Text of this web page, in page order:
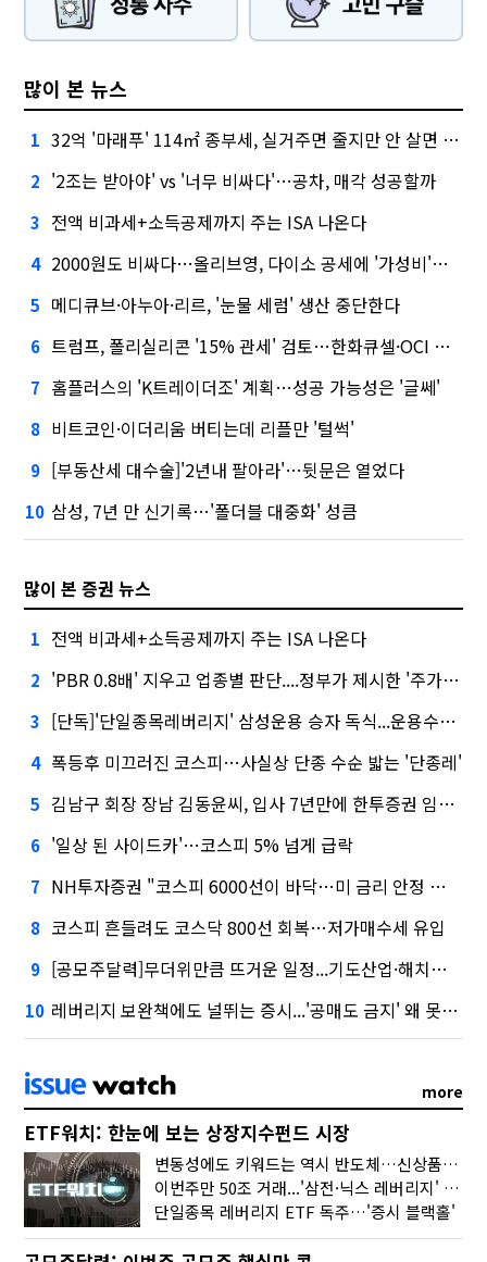
많이 본 뉴스
1 32억 '마래푸' 114㎡ 종부세, 실거주면 줄지만 안 살면 2.5배
2 '2조는 받아야' vs '너무 비싸다'…공차, 매각 성공할까
3 전액 비과세+소득공제까지 주는 ISA 나온다
4 2000원도 비싸다…올리브영, 다이소 공세에 '가성비'로 맞불
5 메디큐브·아누아·리르, '눈물 세럼' 생산 중단한다
6 트럼프, 폴리실리콘 '15% 관세' 검토…한화큐셀·OCI 영향은?
7 홈플러스의 'K트레이더조' 계획…성공 가능성은 '글쎄'
8 비트코인·이더리움 버티는데 리플만 '털썩'
9 [부동산세 대수술]'2년내 팔아라'…뒷문은 열었다
10 삼성, 7년 만 신기록…'폴더블 대중화' 성큼
많이 본 증권 뉴스
1 전액 비과세+소득공제까지 주는 ISA 나온다
2 'PBR 0.8배' 지우고 업종별 판단....정부가 제시한 '주가 누르기' 방지법
3 [단독]'단일종목레버리지' 삼성운용 승자 독식...운용수익 미래에셋의 6배
4 폭등후 미끄러진 코스피…사실상 단종 수순 밟는 '단종레'
5 김남구 회장 장남 김동윤씨, 입사 7년만에 한투증권 임원 승진
6 '일상 된 사이드카'…코스피 5% 넘게 급락
7 NH투자증권 "코스피 6000선이 바닥…미 금리 안정 후 추가 회복"
8 코스피 흔들려도 코스닥 800선 회복…저가매수세 유입
9 [공모주달력]무더위만큼 뜨거운 일정...기도산업·해치텍·니어스랩, 동시 청약
10 레버리지 보완책에도 널뛰는 증시...'공매도 금지' 왜 못 꺼내나
more
ETF워치: 한눈에 보는 상장지수펀드 시장
변동성에도 키워드는 역시 반도체…신상품은 우주·방산
이번주만 50조 거래...'삼전·닉스 레버리지' 수익률은 -30%
단일종목 레버리지 ETF 독주…'증시 블랙홀'